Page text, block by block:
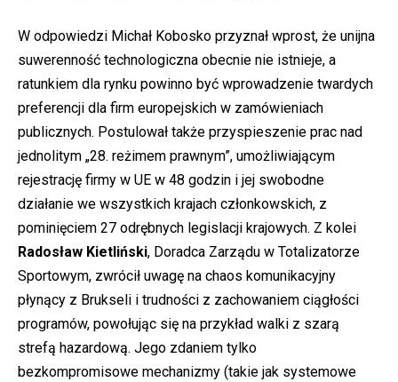
W odpowiedzi Michał Kobosko przyznał wprost, że unijna
suwerenność technologiczna obecnie nie istnieje, a
ratunkiem dla rynku powinno być wprowadzenie twardych
preferencji dla firm europejskich w zamówieniach
publicznych. Postulował także przyspieszenie prac nad
jednolitym „28. reżimem prawnym”, umożliwiającym
rejestrację firmy w UE w 48 godzin i jej swobodne
działanie we wszystkich krajach członkowskich, z
pominięciem 27 odrębnych legislacji krajowych. Z kolei
Radosław Kietliński, Doradca Zarządu w Totalizatorze
Sportowym, zwrócił uwagę na chaos komunikacyjny
płynący z Brukseli i trudności z zachowaniem ciągłości
programów, powołując się na przykład walki z szarą
strefą hazardową. Jego zdaniem tylko
bezkompromisowe mechanizmy (takie jak systemowe